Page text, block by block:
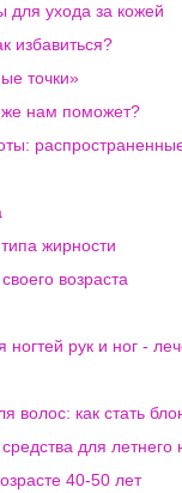
для ухода за кожей
избавиться?
точки»
нам поможет?
жирности
возраста
ногтей рук и ног -
волос: как стать
для летнего
40-50 лет